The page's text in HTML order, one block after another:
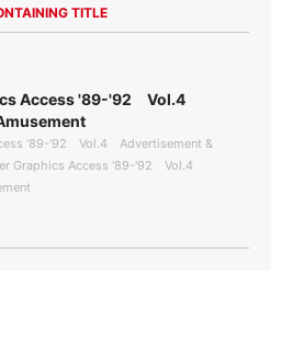
TITLE
Access '89-'92 Vol.4
'89-'92 Vol.4 Advertisement &
Graphics Access '89-'92 Vol.4